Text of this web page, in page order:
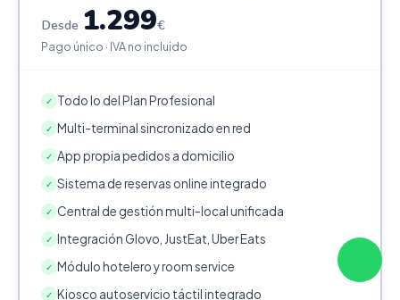
Desde 1.299€
Pago único · IVA no incluido
✓ Todo lo del Plan Profesional
✓ Multi-terminal sincronizado en red
✓ App propia pedidos a domicilio
✓ Sistema de reservas online integrado
✓ Central de gestión multi-local unificada
✓ Integración Glovo, JustEat, Uber Eats
✓ Módulo hotelero y room service
✓ Kiosco autoservicio táctil integrado